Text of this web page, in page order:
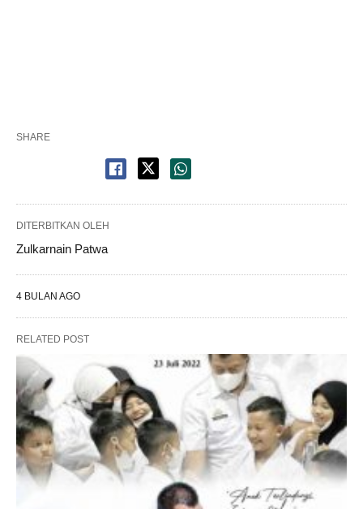
SHARE
DITERBITKAN OLEH
Zulkarnain Patwa
4 BULAN AGO
RELATED POST